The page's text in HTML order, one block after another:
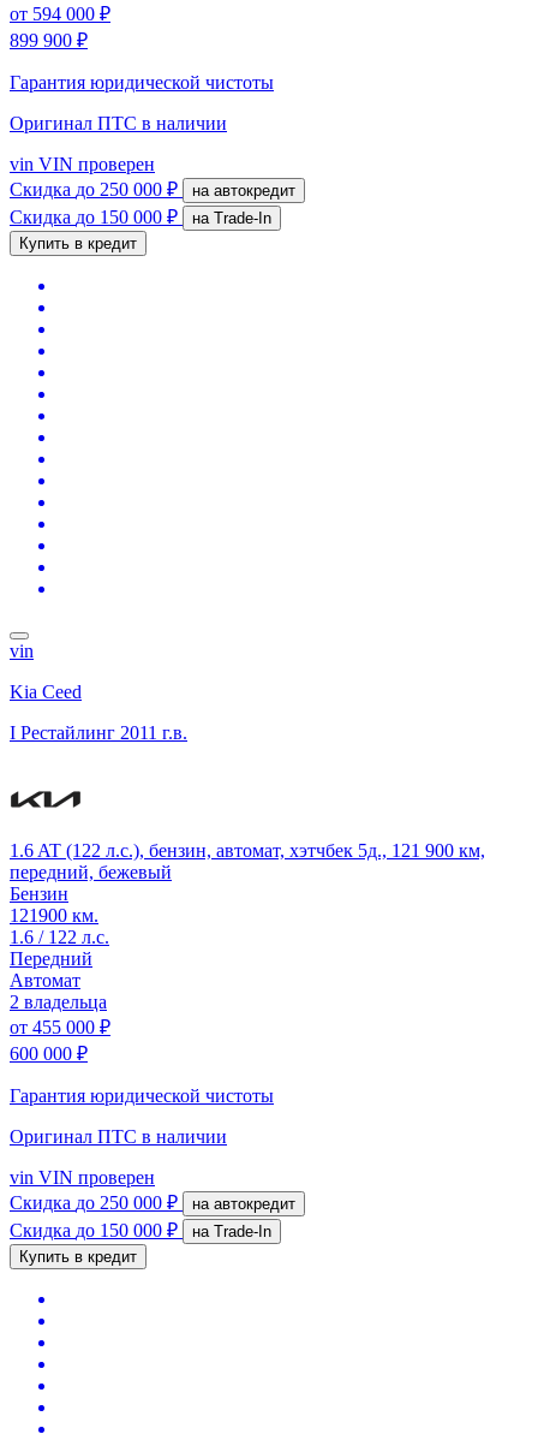
от 594 000 ₽
899 900 ₽
Гарантия юридической чистоты
Оригинал ПТС в наличии
vin VIN проверен
Скидка до 250 000 ₽ на автокредит
Скидка до 150 000 ₽
на Trade-In
Купить в кредит
vin
Kia Ceed
I Рестайлинг 2011 г.в.
1.6 AT (122 л.с.), бензин, автомат, хэтчбек 5д., 121 900 км,
передний, бежевый
Бензин
121900 км.
1.6 / 122 л.с.
Передний
Автомат
2 владельца
от 455 000 ₽
600 000 ₽
Гарантия юридической чистоты
Оригинал ПТС в наличии
vin VIN проверен
Скидка до 250 000 ₽ на автокредит
Скидка до 150 000 ₽
на Trade-In
Купить в кредит